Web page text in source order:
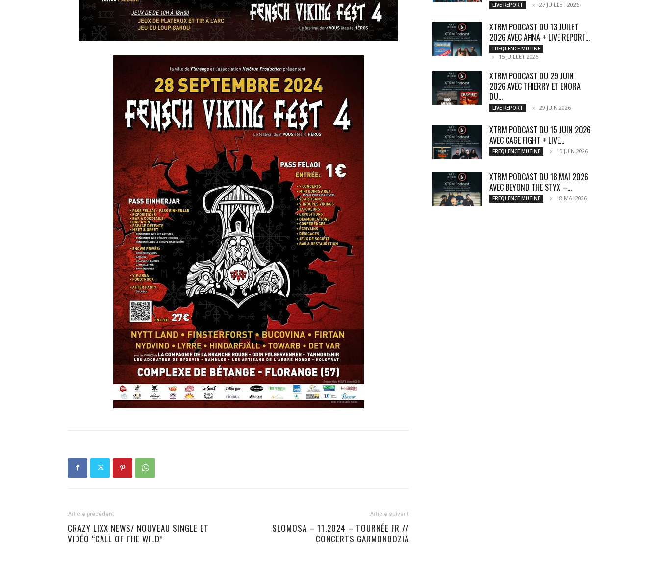
Article précédent
CRAZY LIXX NEWS/ NOUVEAU SINGLE ET
VIDÉO “CALL OF THE WILD”
Article suivant
SLOMOSA – 11.2024 – TOURNÉE FR //
CONCERTS GARMONBOZIA
LIVE REPORT 27 JUILLET 2026
XTRM PODCAST DU 13 JUILET
2026 AVEC AĦNA + LIVE REPORT...
FREQUENCE MUTINE
15 JUILLET 2026
XTRM PODCAST DU 29 JUIN
2026 AVEC THIERRY ET ENORA
DU...
LIVE REPORT 29 JUIN 2026
XTRM PODCAST DU 15 JUIN 2026
AVEC CAGE FIGHT + LIVE...
FREQUENCE MUTINE 15 JUIN 2026
XTRM PODCAST DU 18 MAI 2026
AVEC BEYOND THE STYX –...
FREQUENCE MUTINE 18 MAI 2026